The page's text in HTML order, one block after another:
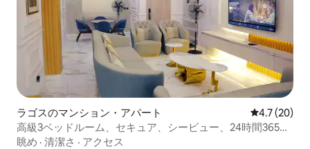
ラゴスのマンション・アパート レビュー20
4.7 (20)
高級3ベッドルーム、セキュア、シービュー、24時間365日
電源、SUV
眺め · 清潔さ · アクセス